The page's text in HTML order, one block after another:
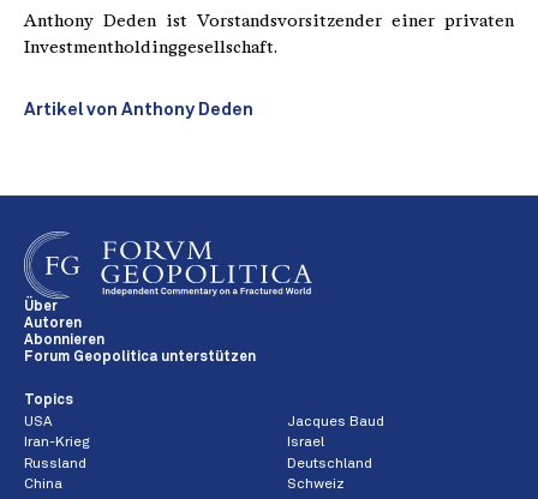
Anthony Deden ist Vorstandsvorsitzender einer privaten
Investmentholdinggesellschaft.
Artikel von Anthony Deden
Über
Autoren
Abonnieren
Forum Geopolitica unterstützen
Topics
USA
Jacques Baud
Iran-Krieg
Israel
Russland
Deutschland
China
Schweiz